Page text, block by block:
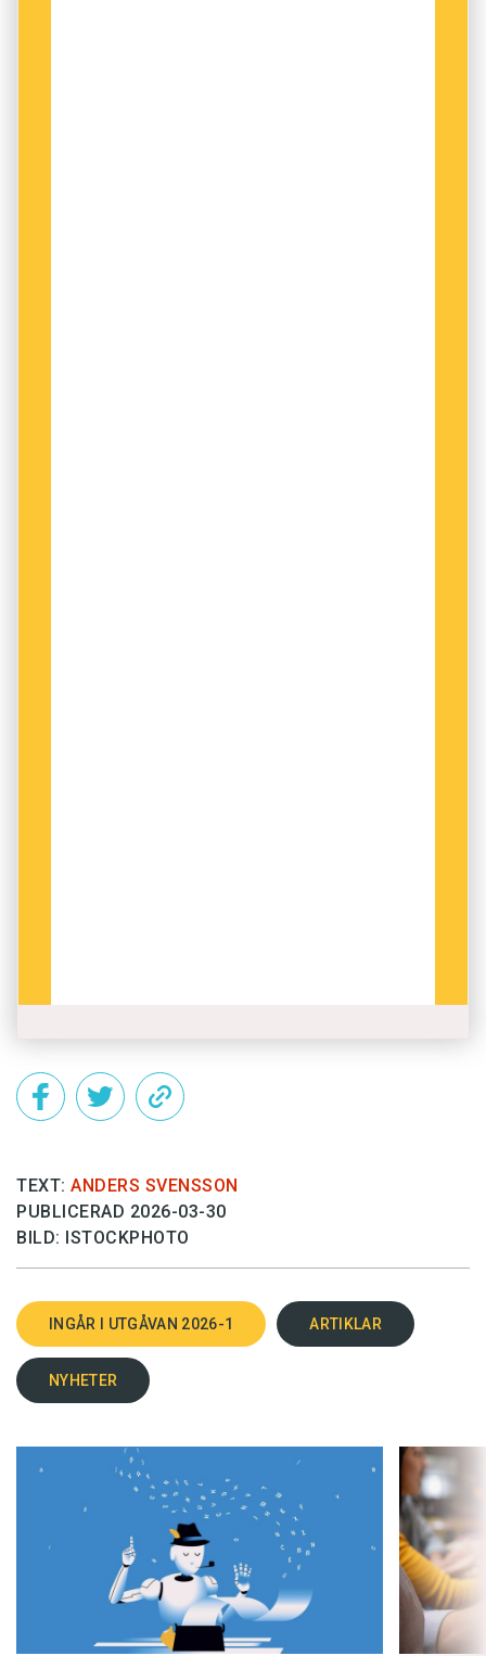
TEXT: ANDERS SVENSSON
PUBLICERAD 2026-03-30
BILD: ISTOCKPHOTO
INGÅR I UTGÅVAN 2026-1 ARTIKLAR
NYHETER